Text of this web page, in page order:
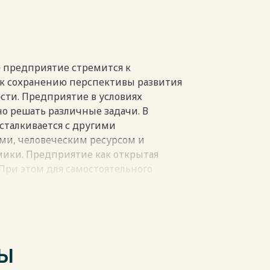
ООО «Авто-Ревю» ……… 28
деятельности
устойчивости
финансово-хозяйственной
предложенных мероприятий 58
стремится к
перспективы развития
Предприятие в условиях
решать различные задачи. В
с другими
человеческим ресурсом и
Предприятие как открытая
этом для самостоятельного
среды. Исключительное
деятельности принимают